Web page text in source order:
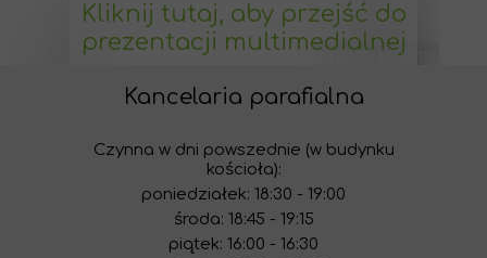
Kliknij tutaj, aby przejść do
prezentacji multimedialnej
Kancelaria parafialna
Czynna w dni powszednie (w budynku
kościoła):
poniedziałek: 18:30 - 19:00
środa: 18:45 - 19:15
piątek: 16:00 - 16:30